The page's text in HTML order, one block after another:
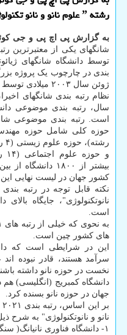
رشته ˮ علوم نانو و نانو تکنولوژیˮ منتشر گردید.
به گزارش پی اچ پی و جی
شانگهای یکی از معتبرترین
توسط دانشگاه شانگهای
بندی در چارچوب یک پروژه
ژوئن سال ۲۰۰۳ میلادی توسط دانشگاه شانگهای منتشر گردید.
سال، رتبه بندی موضوعی
کشور جهان در لیست نهایی این
نکته قابل توجه در رتبه
نانوتکنولوژی"، جایگاه
است.
های کشور چین است.
این در شرایطی است که
سرآمد هستند، قادر نبوده
نخست در حوزه نانو داشته
جهان در حوزه نانو بسنده کرد.
نانو و نانوتکنولوژی" به شرح
۱- دانشگاه فناوری نانیانگ( سنگاپور)